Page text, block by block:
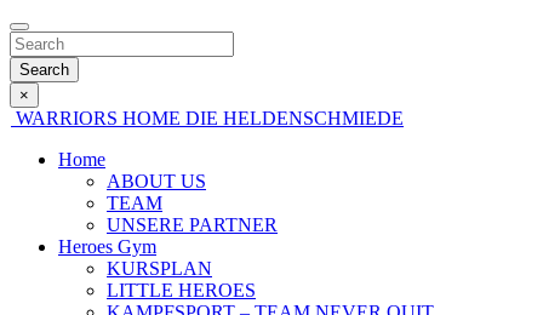
Search
×
WARRIORS HOME DIE HELDENSCHMIEDE
Home
ABOUT US
TEAM
UNSERE PARTNER
Heroes Gym
KURSPLAN
LITTLE HEROES